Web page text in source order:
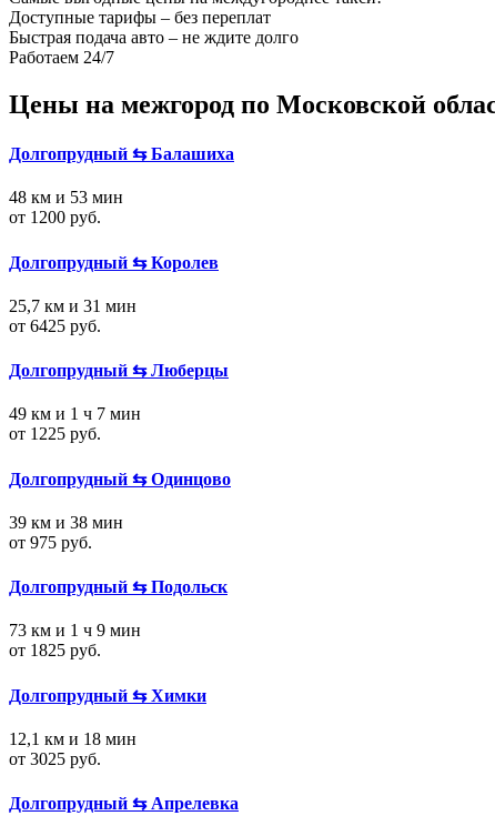
Доступные тарифы – без переплат
Быстрая подача авто – не ждите долго
Работаем 24/7
Цены на межгород по Московской
Долгопрудный ⇆ Балашиха
48 км и 53 мин
от 1200 руб.
Долгопрудный ⇆ Королев
25,7 км и 31 мин
от 6425 руб.
Долгопрудный ⇆ Люберцы
49 км и 1 ч 7 мин
от 1225 руб.
Долгопрудный ⇆ Одинцово
39 км и 38 мин
от 975 руб.
Долгопрудный ⇆ Подольск
73 км и 1 ч 9 мин
от 1825 руб.
Долгопрудный ⇆ Химки
12,1 км и 18 мин
от 3025 руб.
Долгопрудный ⇆ Апрелевка